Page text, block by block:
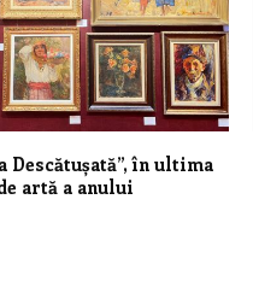
Descătușată”, în ultima
artă a anului